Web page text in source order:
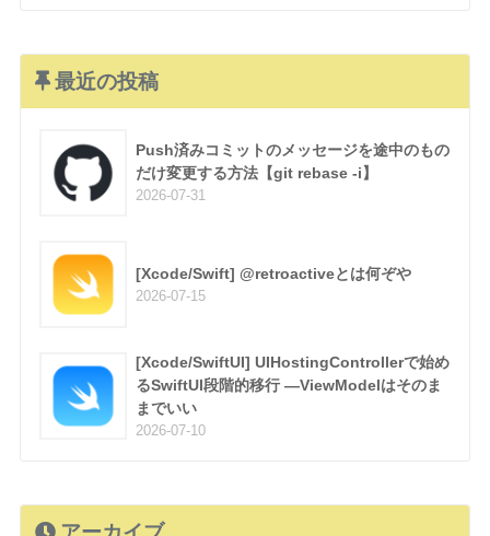
最近の投稿
Push済みコミットのメッセージを途中のもの
だけ変更する方法【git rebase -i】
2026-07-31
[Xcode/Swift] @retroactiveとは何ぞや
2026-07-15
[Xcode/SwiftUI] UIHostingControllerで始め
るSwiftUI段階的移行 —ViewModelはそのま
までいい
2026-07-10